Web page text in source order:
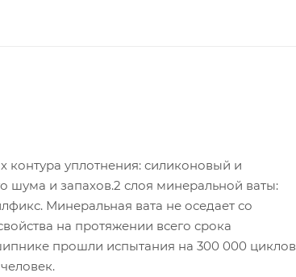
контура уплотнения: силиконовый и
шума и запахов.2 слоя минеральной ваты:
Минеральная вата не оседает со
на протяжении всего срока
прошли испытания на 300 000 циклов